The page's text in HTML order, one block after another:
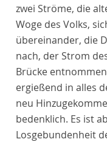
zwei Ströme, die
Woge des Volks,
übereinander, die
nach, der Strom
Brücke
ergießend in alles
neu
bedenklich. Es ist
Losgebundenheit